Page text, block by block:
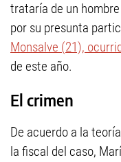
trataría de un
por su presunta
Monsalve (21),
de este año.
El crimen
De acuerdo a la
la fiscal del caso,